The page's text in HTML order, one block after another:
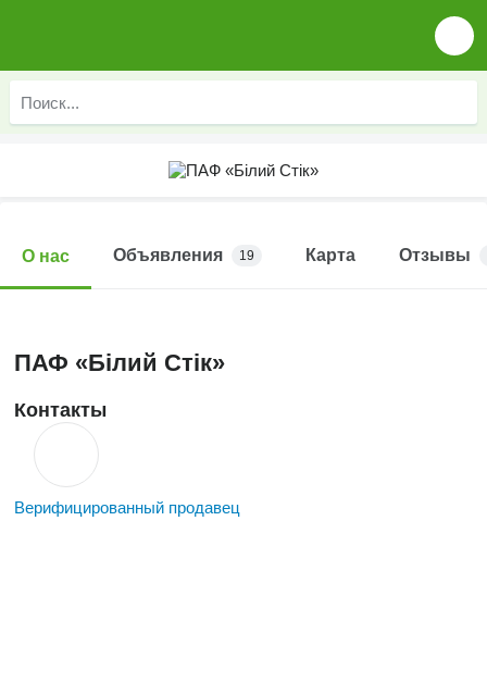
О нас Объявления 19 Карта Отзывы
ПАФ «Білий Стік»
Контакты
Верифицированный продавец